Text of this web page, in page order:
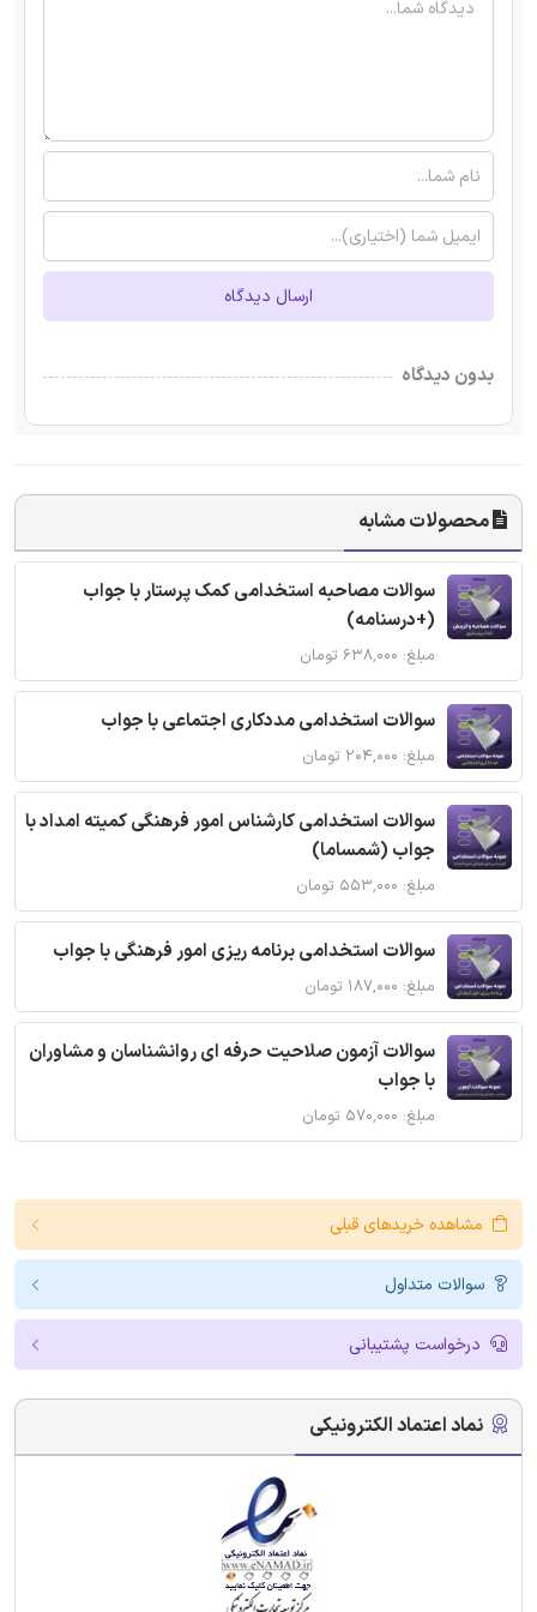
ارسال دیدگاه
بدون دیدگاه
محصولات مشابه
سوالات مصاحبه استخدامی کمک پرستار با جواب
(+درسنامه)
مبلغ: ۶۳۸,۰۰۰ تومان
سوالات استخدامی مددکاری اجتماعی با جواب
مبلغ: ۲۰۴,۰۰۰ تومان
سوالات استخدامی کارشناس امور فرهنگی کمیته امداد با
جواب (شمساما)
مبلغ: ۵۵۳,۰۰۰ تومان
سوالات استخدامی برنامه ریزی امور فرهنگی با جواب
مبلغ: ۱۸۷,۰۰۰ تومان
سوالات آزمون صلاحیت حرفه ای روانشناسان و مشاوران
با جواب
مبلغ: ۵۷۰,۰۰۰ تومان
مشاهده خریدهای قبلی
سوالات متداول
درخواست پشتیبانی
نماد اعتماد الکترونیکی